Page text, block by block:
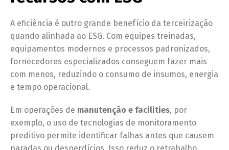
A eficiência é outro grande benefício da terceirização
quando alinhada ao ESG. Com equipes treinadas,
equipamentos modernos e processos padronizados,
fornecedores especializados conseguem fazer mais
com menos, reduzindo o consumo de insumos, energia
e tempo operacional.
Em operações de manutenção e facilities, por
exemplo, o uso de tecnologias de monitoramento
preditivo permite identificar falhas antes que causem